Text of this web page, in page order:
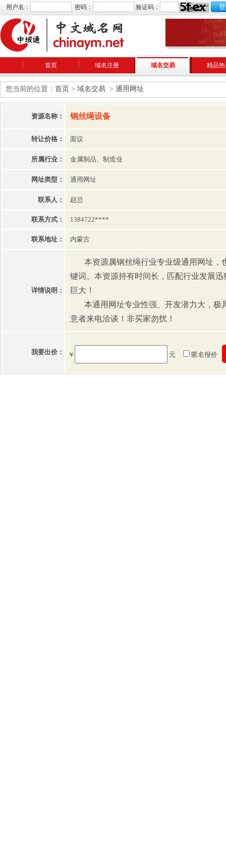
用户名： 密码： 验证码：
首页 域名注册 域名交易 精品
您当前的位置： 首页 > 域名交易 > 通用网址
资源名称： 钢丝绳设备
转让价格： 面议
所属行业： 金属制品、制造业
网址类型： 通用网址
联系人： 赵总
联系方式： 1384722****
联系地址： 内蒙古
详情说明：
本资源属钢丝绳行业专业级通用网址，
键词。本资源持有时间长，匹配行业发展
巨大！
本通用网址专业性强、开发潜力大，极
意者来电洽谈！非买家勿扰！
我要出价： ￥ 元 匿名报价